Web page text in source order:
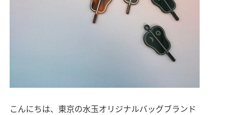
こんにちは、東京の水玉オリジナルバッグブランド